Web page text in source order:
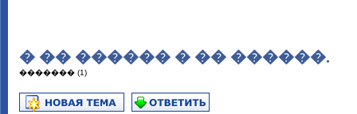
� �� ������ � �� ������.
������� (1)